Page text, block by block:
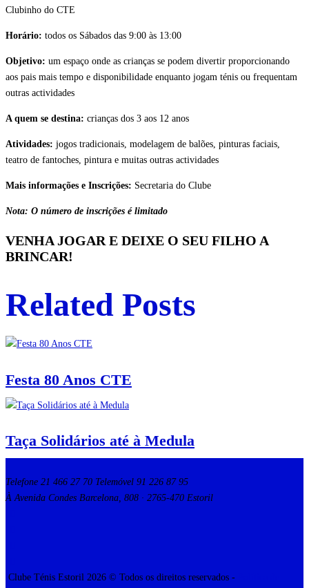
Clubinho do CTE
Horário: todos os Sábados das 9:00 às 13:00
Objetivo: um espaço onde as crianças se podem divertir proporcionando
aos pais mais tempo e disponibilidade enquanto jogam ténis ou frequentam
outras actividades
A quem se destina: crianças dos 3 aos 12 anos
Atividades: jogos tradicionais, modelagem de balões, pinturas faciais,
teatro de fantoches, pintura e muitas outras actividades
Mais informações e Inscrições: Secretaria do Clube
Nota: O número de inscrições é limitado
VENHA JOGAR E DEIXE O SEU FILHO A
BRINCAR!
Related Posts
Festa 80 Anos CTE
Taça Solidários até à Medula
Telefone 21 466 27 70 Telemóvel 91 226 87 95
À Avenida Condes Barcelona, 808 · 2765-470 Estoril
Clube Ténis Estoril 2026 © Todos os direitos reservados -